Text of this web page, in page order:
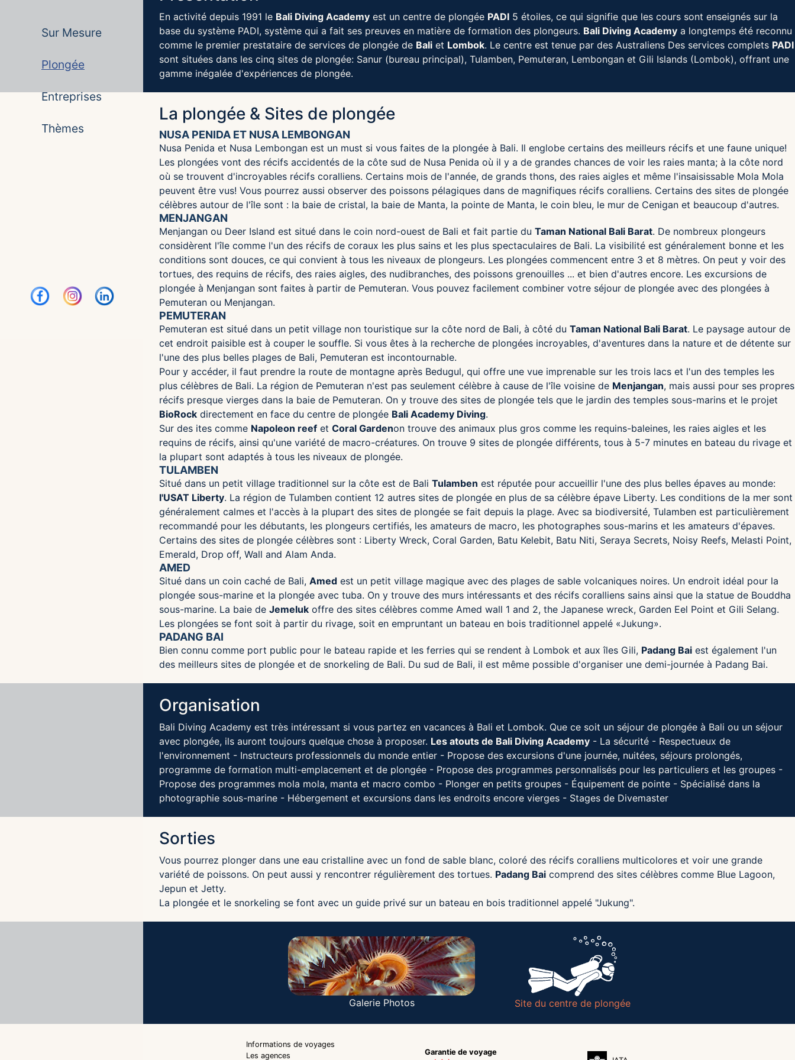
Sur Mesure
Plongée
Entreprises
Thèmes
En activité depuis 1991 le Bali Diving Academyest un centre de plongée PADI5 étoiles, ce qui signifie que les cours sont enseignés sur la
base du système PADI, système qui a fait ses preuves en matière de formation des plongeurs. Bali Diving Academya longtemps été reconnu
comme le premier prestataire de services de plongée de Baliet Lombok. Le centre est tenue par des Australiens Des services complets PADI
sont situées dans les cinq sites de plongée: Sanur (bureau principal), Tulamben, Pemuteran, Lembongan et Gili Islands (Lombok), offrant une
gamme inégalée d'expériences de plongée.
La plongée & Sites de plongée
NUSA PENIDA ET NUSA LEMBONGAN
Nusa Penida et Nusa Lembongan est un must si vous faites de la plongée à Bali. Il englobe certains des meilleurs récifs et une faune unique!
Les plongées vont des récifs accidentés de la côte sud de Nusa Penida où il y a de grandes chances de voir les raies manta; à la côte nord
où se trouvent d'incroyables récifs coralliens. Certains mois de l'année, de grands thons, des raies aigles et même l'insaisissable Mola Mola
peuvent être vus! Vous pourrez aussi observer des poissons pélagiques dans de magnifiques récifs coralliens. Certains des sites de plongée
célèbres autour de l'île sont : la baie de cristal, la baie de Manta, la pointe de Manta, le coin bleu, le mur de Cenigan et beaucoup d'autres.
MENJANGAN
Menjangan ou Deer Island est situé dans le coin nord-ouest de Bali et fait partie du Taman National Bali Barat. De nombreux plongeurs
considèrent l'île comme l'un des récifs de coraux les plus sains et les plus spectaculaires de Bali. La visibilité est généralement bonne et les
conditions sont douces, ce qui convient à tous les niveaux de plongeurs. Les plongées commencent entre 3 et 8 mètres. On peut y voir des
tortues, des requins de récifs, des raies aigles, des nudibranches, des poissons grenouilles ... et bien d'autres encore. Les excursions de
plongée à Menjangan sont faites à partir de Pemuteran. Vous pouvez facilement combiner votre séjour de plongée avec des plongées à
Pemuteran ou Menjangan.
PEMUTERAN
Pemuteran est situé dans un petit village non touristique sur la côte nord de Bali, à côté du Taman National Bali Barat. Le paysage autour de
cet endroit paisible est à couper le souffle. Si vous êtes à la recherche de plongées incroyables, d'aventures dans la nature et de détente sur
l'une des plus belles plages de Bali, Pemuteran est incontournable.
Pour y accéder, il faut prendre la route de montagne après Bedugul, qui offre une vue imprenable sur les trois lacs et l'un des temples les
plus célèbres de Bali. La région de Pemuteran n'est pas seulement célèbre à cause de l'île voisine de Menjangan, mais aussi pour ses propres
récifs presque vierges dans la baie de Pemuteran. On y trouve des sites de plongée tels que le jardin des temples sous-marins et le projet
BioRockdirectement en face du centre de plongée Bali Academy Diving.
Sur des ites comme Napoleon reefet Coral Gardenon trouve des animaux plus gros comme les requins-baleines, les raies aigles et les
requins de récifs, ainsi qu'une variété de macro-créatures. On trouve 9 sites de plongée différents, tous à 5-7 minutes en bateau du rivage et
la plupart sont adaptés à tous les niveaux de plongée.
TULAMBEN
Situé dans un petit village traditionnel sur la côte est de Bali Tulamben est réputée pour accueillir l'une des plus belles épaves au monde:
l'USAT Liberty. La région de Tulamben contient 12 autres sites de plongée en plus de sa célèbre épave Liberty. Les conditions de la mer sont
généralement calmes et l'accès à la plupart des sites de plongée se fait depuis la plage. Avec sa biodiversité, Tulamben est particulièrement
recommandé pour les débutants, les plongeurs certifiés, les amateurs de macro, les photographes sous-marins et les amateurs d'épaves.
Certains des sites de plongée célèbres sont : Liberty Wreck, Coral Garden, Batu Kelebit, Batu Niti, Seraya Secrets, Noisy Reefs, Melasti Point,
Emerald, Drop off, Wall and Alam Anda.
AMED
Situé dans un coin caché de Bali, Amedest un petit village magique avec des plages de sable volcaniques noires. Un endroit idéal pour la
plongée sous-marine et la plongée avec tuba. On y trouve des murs intéressants et des récifs coralliens sains ainsi que la statue de Bouddha
sous-marine. La baie de Jemelukoffre des sites célèbres comme Amed wall 1 and 2, the Japanese wreck, Garden Eel Point et Gili Selang.
Les plongées se font soit à partir du rivage, soit en empruntant un bateau en bois traditionnel appelé «Jukung».
PADANG BAI
Bien connu comme port public pour le bateau rapide et les ferries qui se rendent à Lombok et aux îles Gili, Padang Baiest également l'un
des meilleurs sites de plongée et de snorkeling de Bali. Du sud de Bali, il est même possible d'organiser une demi-journée à Padang Bai.
Organisation
Bali Diving Academy est très intéressant si vous partez en vacances à Bali et Lombok. Que ce soit un séjour de plongée à Bali ou un séjour
avec plongée, ils auront toujours quelque chose à proposer. Les atouts de Bali Diving Academy- La sécurité - Respectueux de
l'environnement - Instructeurs professionnels du monde entier - Propose des excursions d'une journée, nuitées, séjours prolongés,
programme de formation multi-emplacement et de plongée - Propose des programmes personnalisés pour les particuliers et les groupes -
Propose des programmes mola mola, manta et macro combo - Plonger en petits groupes - Équipement de pointe - Spécialisé dans la
photographie sous-marine - Hébergement et excursions dans les endroits encore vierges - Stages de Divemaster
Sorties
Vous pourrez plonger dans une eau cristalline avec un fond de sable blanc, coloré des récifs coralliens multicolores et voir une grande
variété de poissons. On peut aussi y rencontrer régulièrement des tortues. Padang Baicomprend des sites célèbres comme Blue Lagoon,
Jepun et Jetty.
La plongée et le snorkeling se font avec un guide privé sur un bateau en bois traditionnel appelé "Jukung".
Galerie Photos Site du centre de plongée
Informations de voyages
Les agences
Garantie de voyage